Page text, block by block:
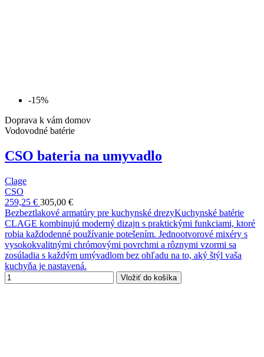
-15%
Doprava k vám domov
Vodovodné batérie
CSO bateria na umyvadlo
Clage
CSO
259,25 € 305,00 €
Bezbeztlakové armatúry pre kuchynské drezyKuchynské batérie
CLAGE kombinujú moderný dizajn s praktickými funkciami, ktoré
robia každodenné používanie potešením. Jednootvorové mixéry s
vysokokvalitnými chrómovými povrchmi a rôznymi vzormi sa
zosúladia s každým umývadlom bez ohľadu na to, aký štýl vaša
kuchyňa je nastavená.
Vložiť do košíka